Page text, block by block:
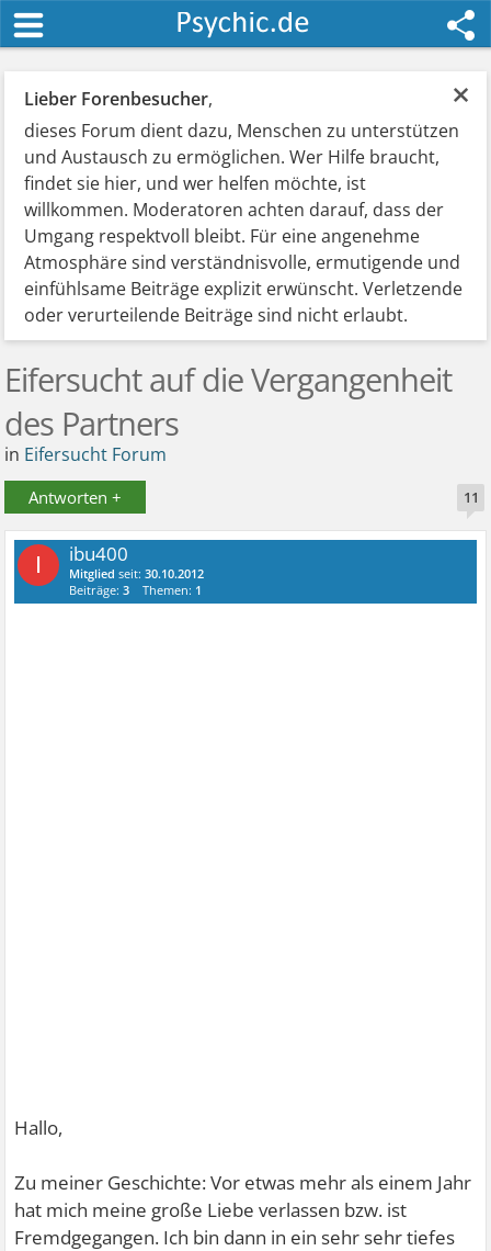
×
Lieber Forenbesucher,
dieses Forum dient dazu, Menschen zu unterstützen
und Austausch zu ermöglichen. Wer Hilfe braucht,
findet sie hier, und wer helfen möchte, ist
willkommen. Moderatoren achten darauf, dass der
Umgang respektvoll bleibt. Für eine angenehme
Atmosphäre sind verständnisvolle, ermutigende und
einfühlsame Beiträge explizit erwünscht. Verletzende
oder verurteilende Beiträge sind nicht erlaubt.
Eifersucht auf die Vergangenheit
des Partners
in Eifersucht Forum
Antworten + 11
I ibu400
Mitglied seit:30.10.2012
Beiträge:3 Themen: 1
Hallo,
Zu meiner Geschichte: Vor etwas mehr als einem Jahr
hat mich meine große Liebe verlassen bzw. ist
Fremdgegangen. Ich bin dann in ein sehr sehr tiefes